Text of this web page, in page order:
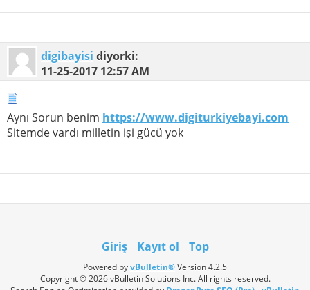
digibayisi diyorki:
11-25-2017 12:57 AM
Aynı Sorun benim https://www.digiturkiyebayi.com
Sitemde vardı milletin işi gücü yok
Giriş Kayıt ol Top
Powered byvBulletin®Version 4.2.5
Copyright © 2026 vBulletin Solutions Inc. All rights reserved.